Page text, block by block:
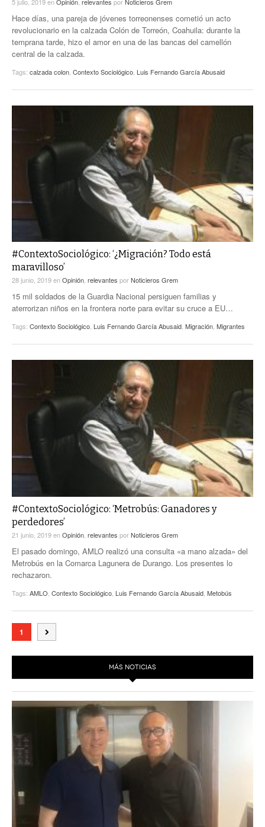
Hace días, una pareja de jóvenes torreonenses cometió un acto
revolucionario en la calzada Colón de Torreón, Coahuila: durante la
temprana tarde, hizo el amor en una de las bancas del camellón
central de la calzada.
Tags: calzada colon Contexto Sociológico Luis Fernando García Abusaid
#ContextoSociológico: ‘¿Migración? Todo está
maravilloso’
28 junio, 2019enOpinión, relevantes porNoticieros Grem
15 mil soldados de la Guardia Nacional persiguen familias y
aterrorizan niños en la frontera norte para evitar su cruce a EU…
Tags: Contexto Sociológico, Luis Fernando García Abusaid, Migración, Migrantes
#ContextoSociológico: ‘Metrobús: Ganadores y
perdedores’
21 junio, 2019enOpinión relevantes porNoticieros Grem
El pasado domingo, AMLO realizó una consulta «a mano alzada» del
Metrobús en la Comarca Lagunera de Durango. Los presentes lo
rechazaron.
Tags: AMLO Contexto Sociológico Luis Fernando García Abusaid Metobús
1
MÁS NOTICIAS